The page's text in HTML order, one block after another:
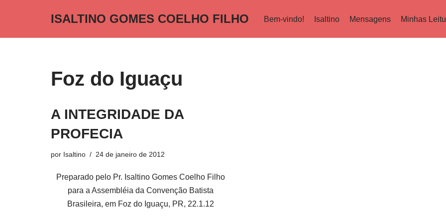
ISALTINO GOMES COELHO FILHO Bem-vindo! Isaltino Mensagens Minhas
Foz do Iguaçu
A INTEGRIDADE DA
PROFECIA
por Isaltino 24 de janeiro de 2012
Preparado pelo Pr. Isaltino Gomes Coelho Filho
para a Assembléia da Convenção Batista
Brasileira, em Foz do Iguaçu, PR, 22.1.12